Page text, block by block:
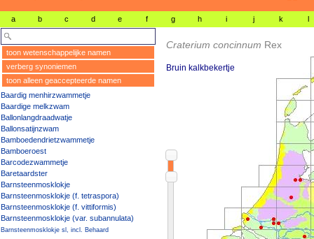
a b c d e f g h i j k l
toon wetenschappelijke namen
verberg synoniemen
toon alleen geaccepteerde namen
Baardig menhirzwammetje
Baardige melkzwam
Ballonlangdraadwatje
Ballonsatijnzwam
Bamboedendrietzwammetje
Bamboeroest
Barcodezwammetje
Baretaardster
Barnsteenmosklokje
Barnsteenmosklokje (f. tetraspora)
Barnsteenmosklokje (f. vittiformis)
Barnsteenmosklokje (var. subannulata)
Barnsteenmosklokje sl, incl. Behaard
Craterium concinnum Rex
Bruin kalkbekertje